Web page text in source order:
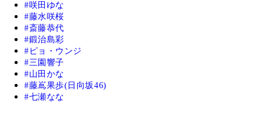
咲田ゆな
藤水咲桜
斎藤恭代
鍛治島彩
ピョ・ウンジ
三園響子
山田かな
藤嶌果歩(日向坂46)
七瀬なな